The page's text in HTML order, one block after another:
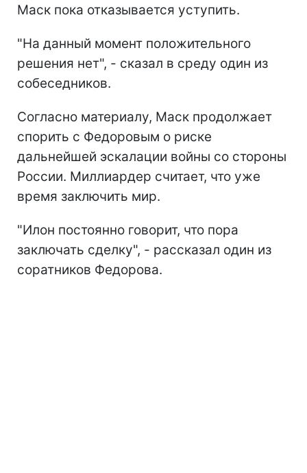
Маск пока отказывается уступить.
"На данный момент положительного
решения нет", - сказал в среду один из
собеседников.
Согласно материалу, Маск продолжает
спорить с Федоровым о риске
дальнейшей эскалации войны со стороны
России. Миллиардер считает, что уже
время заключить мир.
"Илон постоянно говорит, что пора
заключать сделку", - рассказал один из
соратников Федорова.